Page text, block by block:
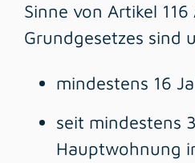
Sinne von Artikel 116
Grundgesetzes sind
mindestens 16
seit mindestens
Hauptwohnung